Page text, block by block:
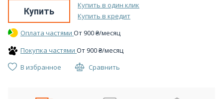
Купить
Купить в один клик
Купить в кредит
Оплата частями От900₴/месяц
Покупка частями От900₴/месяц
В избранное
Сравнить